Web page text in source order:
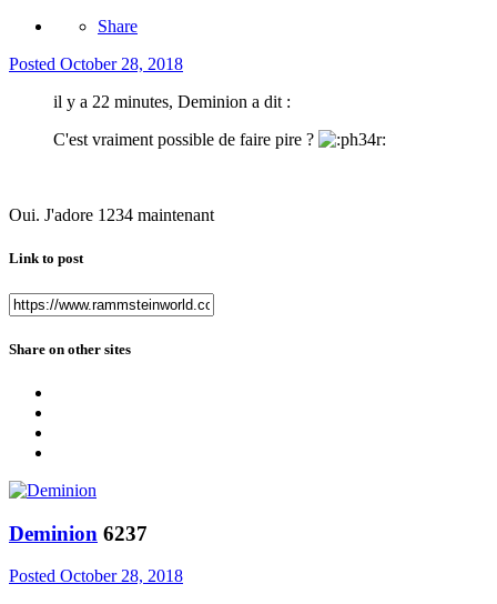
Share
Posted October 28, 2018
il y a 22 minutes, Deminion a dit :
C'est vraiment possible de faire pire ?
Oui. J'adore 1234 maintenant
Link to post
Share on other sites
Deminion 6237
Posted October 28, 2018